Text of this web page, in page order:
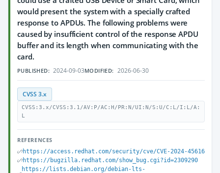
would present the system with a specially crafted
response to APDUs. The following problems were
caused by insufficient control of the response APDU
buffer and its length when communicating with the
card.
PUBLISHED: 2024-09-03MODIFIED: 2026-06-30
CVSS 3.x
CVSS:3.x/CVSS:3.1/AV:P/AC:H/PR:N/UI:N/S:U/C:L/I:L/A:
L
REFERENCES
https://access.redhat.com/security/cve/CVE-2024-45616
https://bugzilla.redhat.com/show_bug.cgi?id=2309290
https://lists.debian.org/debian-lts-